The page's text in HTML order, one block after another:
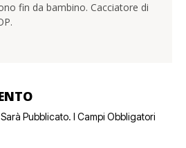
fin da bambino. Cacciatore di
Pubblicato. I Campi Obbligatori